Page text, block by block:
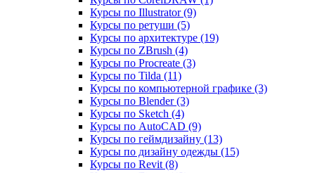
Курсы по Illustrator (9)
Курсы по ретуши (5)
Курсы по архитектуре (19)
Курсы по ZBrush (4)
Курсы по Procreate (3)
Курсы по Tilda (11)
Курсы по компьютерной графике (3)
Курсы по Blender (3)
Курсы по Sketch (4)
Курсы по AutoCAD (9)
Курсы по геймдизайну (13)
Курсы по дизайну одежды (15)
Курсы по Revit (8)